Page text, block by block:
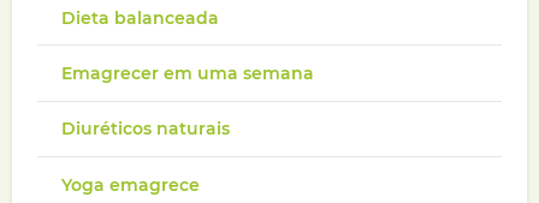
Dieta balanceada
Emagrecer em uma semana
Diuréticos naturais
Yoga emagrece